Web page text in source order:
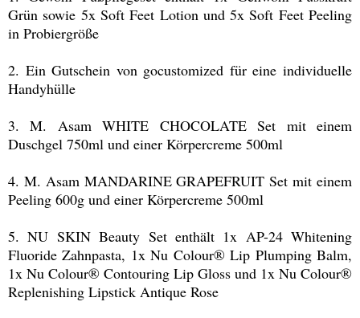
Grün sowie 5x Soft Feet Lotion und 5x Soft Feet Peeling
in Probiergröße
2. Ein Gutschein von gocustomized für eine individuelle
Handyhülle
3. M. Asam WHITE CHOCOLATE Set mit einem
Duschgel 750ml und einer Körpercreme 500ml
4. M. Asam MANDARINE GRAPEFRUIT Set mit einem
Peeling 600g und einer Körpercreme 500ml
5. NU SKIN Beauty Set enthält 1x AP-24 Whitening
Fluoride Zahnpasta, 1x Nu Colour® Lip Plumping Balm,
1x Nu Colour® Contouring Lip Gloss und 1x Nu Colour®
Replenishing Lipstick Antique Rose